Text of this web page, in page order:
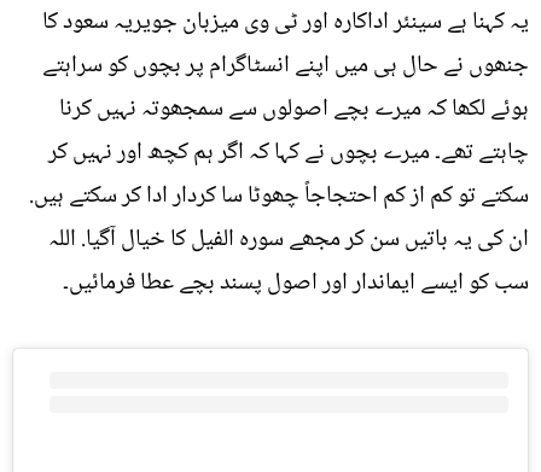
یہ کہنا ہے سینئر اداکارہ اور ٹی وی میزبان جویریہ سعود کا
جنھوں نے حال ہی میں اپنے انسٹاگرام پر بچوں کو سراہتے
ہوئے لکھا کہ میرے بچے اصولوں سے سمجھوتہ نہیں کرنا
چاہتے تھے۔ میرے بچوں نے کہا کہ اگر ہم کچھ اور نہیں کر
سکتے تو کم از کم احتجاجاً چھوٹا سا کردار ادا کر سکتے ہیں.
ان کی یہ باتیں سن کر مجھے سورہ الفیل کا خیال آگیا. اللہ
سب کو ایسے ایماندار اور اصول پسند بچے عطا فرمائیں۔